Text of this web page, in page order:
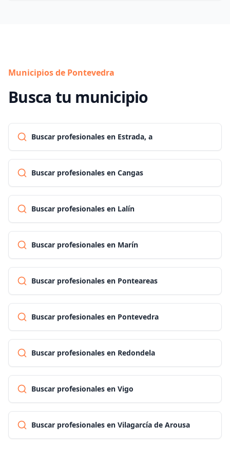
Municipios de Pontevedra
Busca tu municipio
Buscar profesionales en Estrada, a
Buscar profesionales en Cangas
Buscar profesionales en Lalín
Buscar profesionales en Marín
Buscar profesionales en Ponteareas
Buscar profesionales en Pontevedra
Buscar profesionales en Redondela
Buscar profesionales en Vigo
Buscar profesionales en Vilagarcía de Arousa